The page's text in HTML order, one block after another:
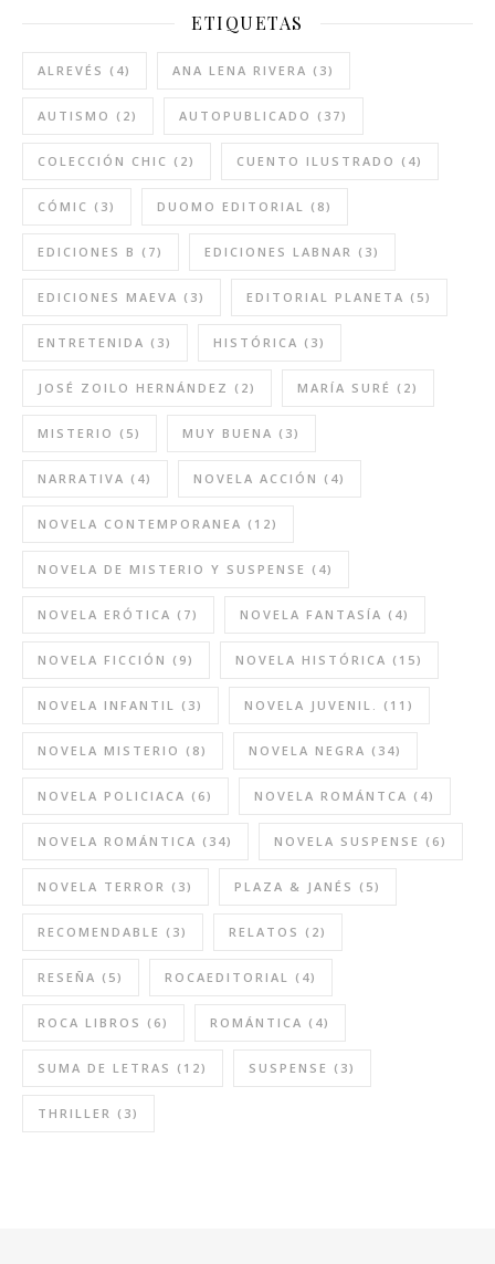
ETIQUETAS
ALREVÉS (4) ANA LENA RIVERA (3)
AUTISMO (2) AUTOPUBLICADO (37)
COLECCIÓN CHIC (2) CUENTO ILUSTRADO (4)
CÓMIC (3) DUOMO EDITORIAL (8)
EDICIONES B (7) EDICIONES LABNAR (3)
EDICIONES MAEVA (3) EDITORIAL PLANETA (5)
ENTRETENIDA (3) HISTÓRICA (3)
JOSÉ ZOILO HERNÁNDEZ (2) MARÍA SURÉ (2)
MISTERIO (5) MUY BUENA (3)
NARRATIVA (4) NOVELA ACCIÓN (4)
NOVELA CONTEMPORANEA (12)
NOVELA DE MISTERIO Y SUSPENSE (4)
NOVELA ERÓTICA (7) NOVELA FANTASÍA (4)
NOVELA FICCIÓN (9) NOVELA HISTÓRICA (15)
NOVELA INFANTIL (3) NOVELA JUVENIL. (11)
NOVELA MISTERIO (8) NOVELA NEGRA (34)
NOVELA POLICIACA (6) NOVELA ROMÁNTCA (4)
NOVELA ROMÁNTICA (34) NOVELA SUSPENSE (6)
NOVELA TERROR (3) PLAZA & JANÉS (5)
RECOMENDABLE (3) RELATOS (2)
RESEÑA (5) ROCAEDITORIAL (4)
ROCA LIBROS (6) ROMÁNTICA (4)
SUMA DE LETRAS (12) SUSPENSE (3)
THRILLER (3)